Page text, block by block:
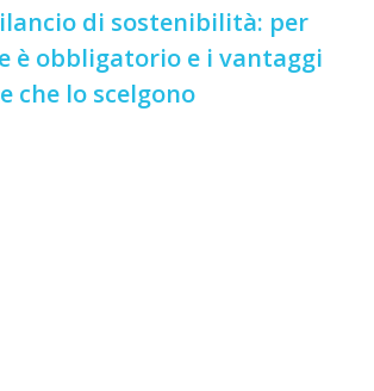
di sostenibilità: per
è obbligatorio e i vantaggi
che lo scelgono